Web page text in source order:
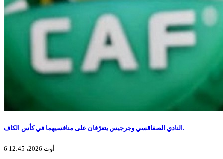
النادي الصفاقسي وجرجيس يتعرّفان على منافسيهما في كأس الكاف.
6 أوت 2026، 12:45